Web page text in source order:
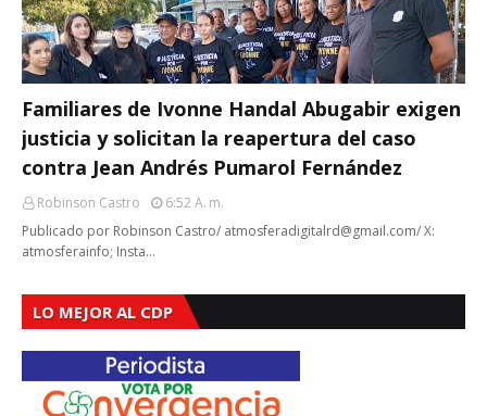
Familiares de Ivonne Handal Abugabir exigen
justicia y solicitan la reapertura del caso
contra Jean Andrés Pumarol Fernández
Robinson Castro
6:52 A. M.
Publicado por Robinson Castro/ atmosferadigitalrd@gmail.com/ X:
atmosferainfo; Insta…
LO MEJOR AL CDP